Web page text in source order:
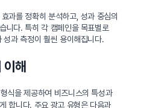
과를 정확히 분석하고, 성과 중심의
니다. 특히 각 캠페인을 목표별로
과 측정이 훨씬 용이해집니다.
해
식을 제공하여 비즈니스의 특성과
합니다. 주요 광고 유형은 다음과